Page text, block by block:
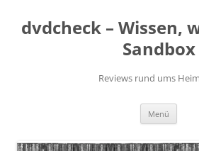
springen
dvdcheck – Wissen,
Sandbox
Reviews rund ums
Menü